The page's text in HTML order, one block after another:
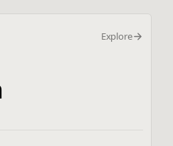
Explore